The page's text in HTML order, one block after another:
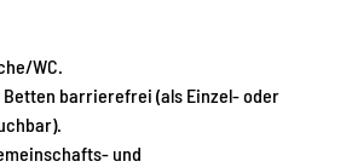
WC.
barrierefrei (als Einzel- oder
und